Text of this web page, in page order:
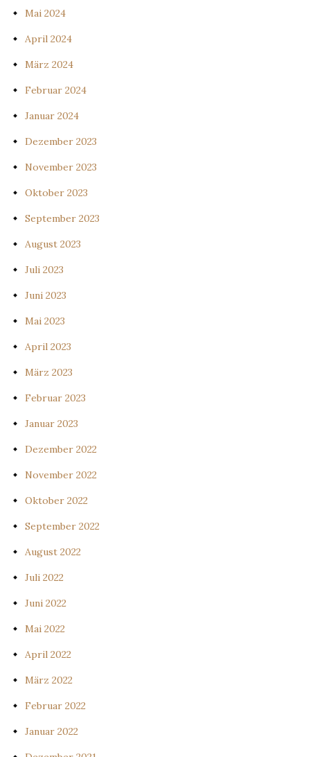
Mai 2024
April 2024
März 2024
Februar 2024
Januar 2024
Dezember 2023
November 2023
Oktober 2023
September 2023
August 2023
Juli 2023
Juni 2023
Mai 2023
April 2023
März 2023
Februar 2023
Januar 2023
Dezember 2022
November 2022
Oktober 2022
September 2022
August 2022
Juli 2022
Juni 2022
Mai 2022
April 2022
März 2022
Februar 2022
Januar 2022